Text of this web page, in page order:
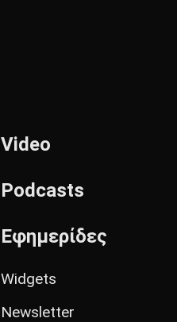
Video
Podcasts
Εφημερίδες
Widgets
Newsletter